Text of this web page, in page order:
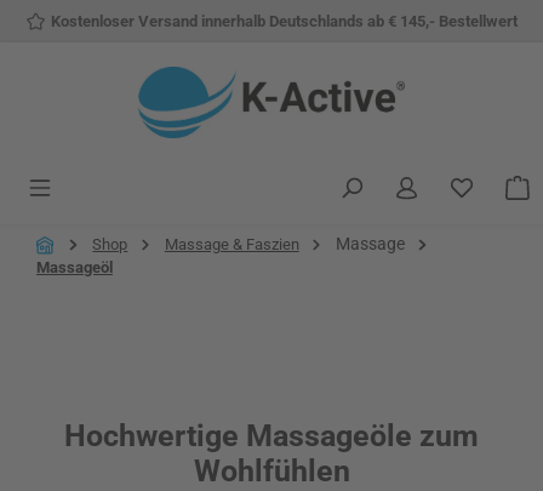
Zum Hauptinhalt springen
Kostenloser Versand innerhalb Deutschlands ab € 145,- Bestellwert
Du
Shop Massage & Faszien Massage
Massageöl
Hochwertige Massageöle zum
Wohlfühlen